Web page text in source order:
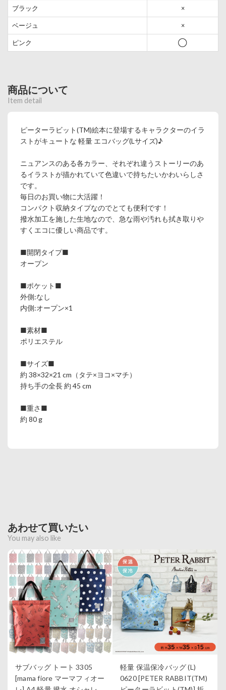
ブラック ×
ベージュ ×
ピンク ◯
商品について
Item detail
ピーターラビット(TM)絵本に登場するキャラクターのイラ
ストがキュートな 軽量 エコバッグ(Lサイズ)♪
ニュアンスのある各カラー、それぞれ違うストーリーのあ
るイラストが描かれていて色違いで持ちたいかわいらしさ
です。
毎日のお買い物に大活躍！
コンパクト収納タイプなのでとても便利です！
撥水加工を施した生地なので、急な雨や汚れも拭き取りや
すくエコに優しい商品です。
■開閉タイプ■
オープン
■ポケット■
外側:なし
内側:オープン×1
■素材■
ポリエステル
■サイズ■
約 38×32×21 cm（タテ×ヨコ×マチ）
持ち手の全長 約 45 cm
■重さ■
約 80 g
あわせて買いたい
You may also like
サブバッグ トート 3305
[mama fiore マーマフィオー
軽量 保温保冷バッグ (L)
0620 [PETER RABBIT(TM)